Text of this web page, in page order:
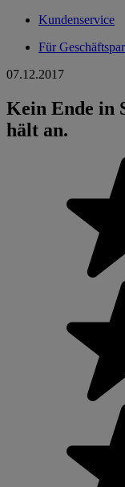
Kundenservice
Für
07.12.2017
Kein Ende in
hält an.